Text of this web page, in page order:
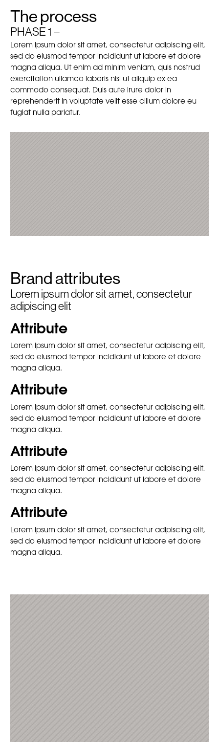
The process
PHASE 1 –
Lorem ipsum dolor sit amet, consectetur adipiscing elit,
sed do eiusmod tempor incididunt ut labore et dolore
magna aliqua. Ut enim ad minim veniam, quis nostrud
exercitation ullamco laboris nisi ut aliquip ex ea
commodo consequat. Duis aute irure dolor in
reprehenderit in voluptate velit esse cillum dolore eu
fugiat nulla pariatur.
Brand attributes
Lorem ipsum dolor sit amet, consectetur
adipiscing elit
Attribute
Lorem ipsum dolor sit amet, consectetur adipiscing elit,
sed do eiusmod tempor incididunt ut labore et dolore
magna aliqua.
Attribute
Lorem ipsum dolor sit amet, consectetur adipiscing elit,
sed do eiusmod tempor incididunt ut labore et dolore
magna aliqua.
Attribute
Lorem ipsum dolor sit amet, consectetur adipiscing elit,
sed do eiusmod tempor incididunt ut labore et dolore
magna aliqua.
Attribute
Lorem ipsum dolor sit amet, consectetur adipiscing elit,
sed do eiusmod tempor incididunt ut labore et dolore
magna aliqua.